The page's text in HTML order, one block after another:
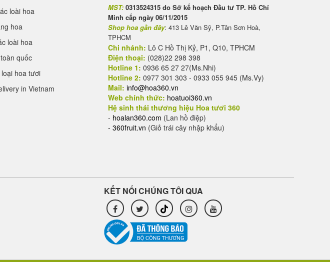
loài hoa
hoa
loài hoa
quốc
hoa tươi
in Vietnam
MST: 0313524315 do Sở kế hoạch Đầu tư TP. Hồ Chí
Minh cấp ngày 06/11/2015
Shop hoa gần đây: 413 Lê Văn Sỹ, P.Tân Sơn Hoà,
TPHCM
Chi nhánh: Lô C Hồ Thị Kỷ, P1, Q10, TPHCM
Điện thoại: (028)22 298 398
Hotline 1: 0936 65 27 27(Ms.Nhi)
Hotline 2: 0977 301 303 - 0933 055 945 (Ms.Vy)
Mail: info@hoa360.vn
Web chính thức: hoatuoi360.vn
Hệ sinh thái thương hiệu Hoa tươi 360
- hoalan360.com (Lan hồ điệp)
- 360fruit.vn (Giỏ trái cây nhập khẩu)
KẾT NỐI CHÚNG TÔI QUA